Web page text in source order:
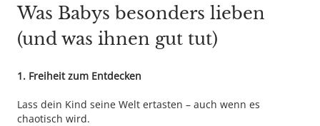
Was Babys besonders lieben
(und was ihnen gut tut)
1. Freiheit zum Entdecken
Lass dein Kind seine Welt ertasten – auch wenn es
chaotisch wird.